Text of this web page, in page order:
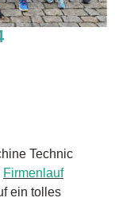
Technic
Firmenlauf
ein tolles